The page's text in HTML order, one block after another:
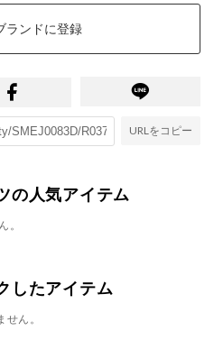
ランドに登録
URLをコピー
の人気アイテム
。
したアイテム
ん。